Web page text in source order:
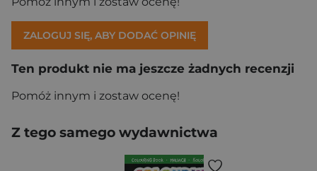
ZALOGUJ SIĘ, ABY DODAĆ OPINIĘ
Ten produkt nie ma jeszcze żadnych recenzji
Pomóż innym i zostaw ocenę!
Z tego samego wydawnictwa